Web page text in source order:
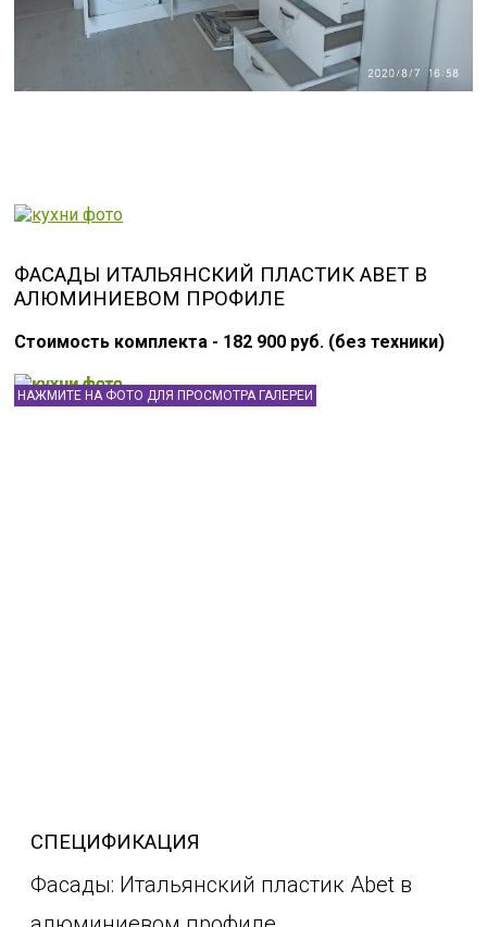
ФАСАДЫ ИТАЛЬЯНСКИЙ ПЛАСТИК ABET В
АЛЮМИНИЕВОМ ПРОФИЛЕ
Стоимость комплекта - 182 900 руб. (без техники)
НАЖМИТЕ НА ФОТО ДЛЯ ПРОСМОТРА ГАЛЕРЕИ
СПЕЦИФИКАЦИЯ
Фасады: Итальянский пластик Abet в